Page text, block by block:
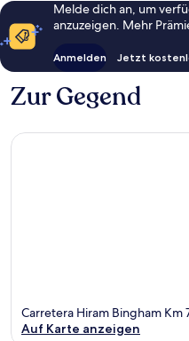
Melde dich an, um
anzuzeigen. Mehr
Anmelden Jetzt
Zur Gegend
Carretera Hiram Bingham Km
Auf Karte anzeigen